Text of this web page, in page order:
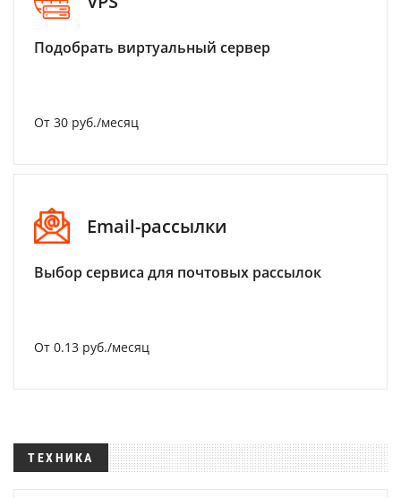
Подобрать виртуальный сервер
От 30 руб./месяц
Email-рассылки
Выбор сервиса для почтовых рассылок
От 0.13 руб./месяц
ТЕХНИКА